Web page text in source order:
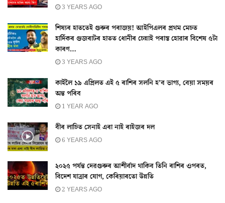
3 YEARS AGO
শিষ্যৰ হাততেই গুৰুৰ পৰাজয়! আইপিএলৰ প্ৰথম মেচত
হাৰ্দিকৰ গুজৰাটৰ হাতত ধোনীৰ চেন্নাই পৰাস্ত হোৱাৰ বিশেষ ৫টা
কাৰণ…
3 YEARS AGO
কাইলৈ ১৯ এপ্ৰিলত এই ৫ ৰাশিৰ সলনি হ’ব ভাগ্য, বেয়া সময়ৰ
অন্ত পৰিব
1 YEAR AGO
বীৰ লাচিত সেনাই এৰা নাই ৰাইজৰ দল
6 YEARS AGO
২০২৫ পৰ্যন্ত দেৱগুৰুৰ আশীৰ্বাদ থাকিব তিনি ৰাশিৰ ওপৰত,
বিদেশ যাত্ৰাৰ যোগ, কেৰিয়াৰতো উন্নতি
2 YEARS AGO